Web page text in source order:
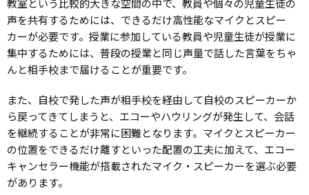
教室という比較的大きな空間の中で、教員や個々の児童生徒の
声を共有するためには、できるだけ高性能なマイクとスピー
カーが必要です。授業に参加している教員や児童生徒が授業に
集中するためには、普段の授業と同じ声量で話した言葉をちゃ
んと相手校まで届けることが重要です。
また、自校で発した声が相手校を経由して自校のスピーカーか
ら戻ってきてしまうと、エコーやハウリングが発生して、会話
を継続することが非常に困難となります。マイクとスピーカー
の位置をできるだけ離すといった配置の工夫に加えて、エコー
キャンセラー機能が搭載されたマイク・スピーカーを選ぶ必要
があります。